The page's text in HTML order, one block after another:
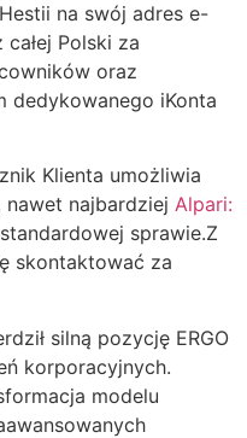
na swój adres e-
Polski za
oraz
dedykowanego iKonta
Klienta umożliwia
najbardziej Alpari:
sprawie.Z
skontaktować za
silną pozycję ERGO
korporacyjnych.
modelu